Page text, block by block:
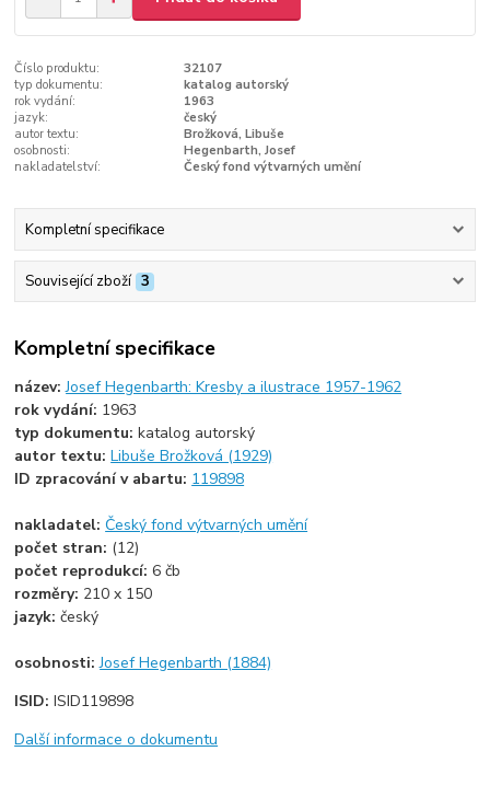
Číslo produktu:
32107
typ dokumentu:
katalog autorský
rok vydání:
1963
jazyk:
český
autor textu:
Brožková, Libuše
osobnosti:
Hegenbarth, Josef
nakladatelství:
Český fond výtvarných umění
Kompletní specifikace
Související zboží 3
Kompletní specifikace
název:Josef Hegenbarth: Kresby a ilustrace 1957-1962
rok vydání: 1963
typ dokumentu:katalog autorský
autor textu:Libuše Brožková (1929)
ID zpracování v abartu: 119898
nakladatel: Český fond výtvarných umění
počet stran: (12)
počet reprodukcí:6 čb
rozměry: 210 x 150
jazyk:český
osobnosti:Josef Hegenbarth (1884)
ISID:ISID119898
Další informace o dokumentu